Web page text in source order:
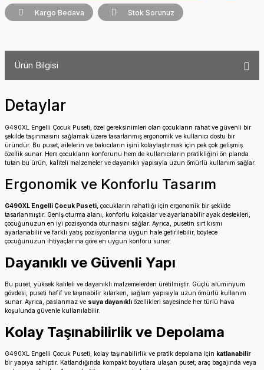
Kargo Bedava Stok Sorunuz
Ürün Bilgisi
Detaylar
G490XL Engelli Çocuk Puseti, özel gereksinimleri olan çocukların rahat ve güvenli bir
şekilde taşınmasını sağlamak üzere tasarlanmış ergonomik ve kullanıcı dostu bir
üründür. Bu puset, ailelerin ve bakıcıların işini kolaylaştırmak için pek çok gelişmiş
özellik sunar. Hem çocukların konforunu hem de kullanıcıların pratikliğini ön planda
tutan bu ürün, kaliteli malzemeler ve dayanıklı yapısıyla uzun ömürlü kullanım sağlar.
Ergonomik ve Konforlu Tasarım
G490XL Engelli Çocuk Puseti, çocukların rahatlığı için ergonomik bir şekilde
tasarlanmıştır. Geniş oturma alanı, konforlu kolçaklar ve ayarlanabilir ayak destekleri,
çocuğunuzun en iyi pozisyonda oturmasını sağlar. Ayrıca, pusetin sırt kısmı
ayarlanabilir ve farklı yatış pozisyonlarına uygun hale getirilebilir, böylece
çocuğunuzun ihtiyaçlarına göre en uygun konforu sunar.
Dayanıklı ve Güvenli Yapı
Bu puset, yüksek kaliteli ve dayanıklı malzemelerden üretilmiştir. Güçlü alüminyum
gövdesi, puseti hafif ve taşınabilir kılarken, sağlam yapısıyla uzun ömürlü kullanım
sunar. Ayrıca, paslanmaz ve suya dayanıklı özellikleri sayesinde her türlü hava
koşulunda güvenle kullanılabilir.
Kolay Taşınabilirlik ve Depolama
G490XL Engelli Çocuk Puseti, kolay taşınabilirlik ve pratik depolama için katlanabilir
bir yapıya sahiptir. Katlandığında kompakt boyutlara ulaşan puset, araç bagajında veya